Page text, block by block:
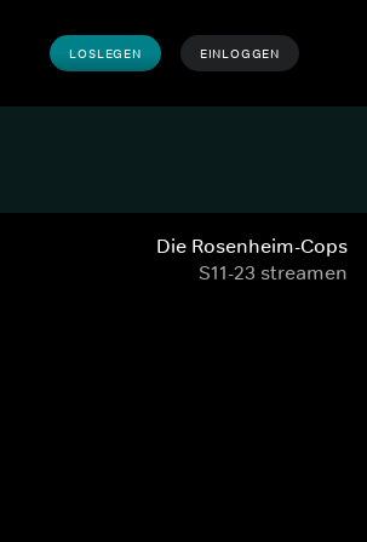
LOSLEGEN EINLOGGEN
Die Rosenheim-Cops
S11-23 streamen